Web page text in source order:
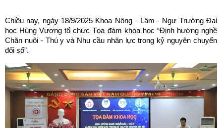
Chiều nay, ngày 18/9/2025 Khoa Nông - Lâm - Ngư Trường Đại
học Hùng Vương tổ chức Tọa đàm khoa học “Định hướng nghề
Chăn nuôi - Thú y và Nhu cầu nhân lực trong kỷ nguyên chuyển
đổi số”.